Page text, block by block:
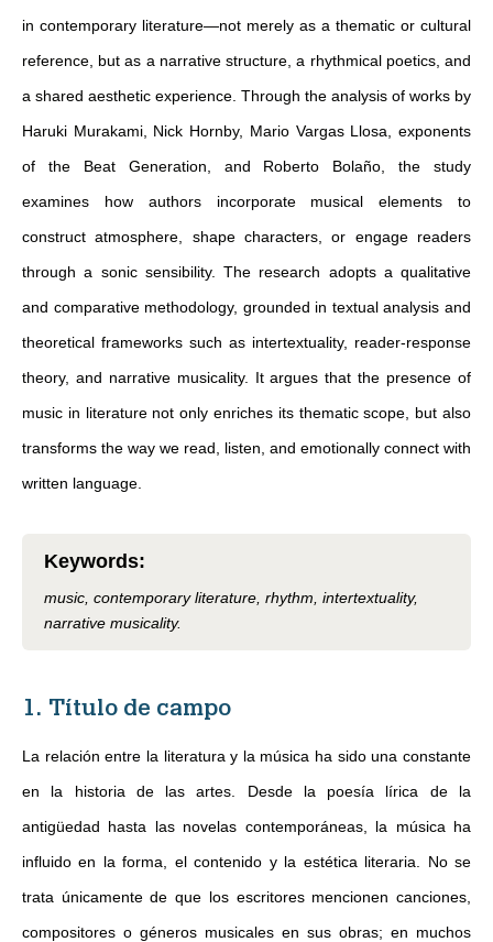
in contemporary literature—not merely as a thematic or cultural
reference, but as a narrative structure, a rhythmical poetics, and
a shared aesthetic experience. Through the analysis of works by
Haruki Murakami, Nick Hornby, Mario Vargas Llosa, exponents
of the Beat Generation, and Roberto Bolaño, the study
examines how authors incorporate musical elements to
construct atmosphere, shape characters, or engage readers
through a sonic sensibility. The research adopts a qualitative
and comparative methodology, grounded in textual analysis and
theoretical frameworks such as intertextuality, reader-response
theory, and narrative musicality. It argues that the presence of
music in literature not only enriches its thematic scope, but also
transforms the way we read, listen, and emotionally connect with
written language.
Keywords:
music, contemporary literature, rhythm, intertextuality,
narrative musicality.
1. Título de campo
La relación entre la literatura y la música ha sido una constante
en la historia de las artes. Desde la poesía lírica de la
antigüedad hasta las novelas contemporáneas, la música ha
influido en la forma, el contenido y la estética literaria. No se
trata únicamente de que los escritores mencionen canciones,
compositores o géneros musicales en sus obras; en muchos